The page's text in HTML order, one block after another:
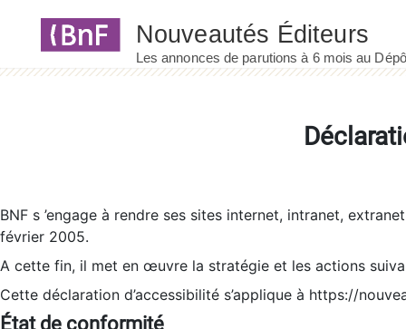
BNF s ’engage à rendre ses sites internet, intranet,
février 2005.
A cette fin, il met en œuvre la stratégie et les actions
Cette déclaration d’accessibilité s’applique à https://
État de conformité